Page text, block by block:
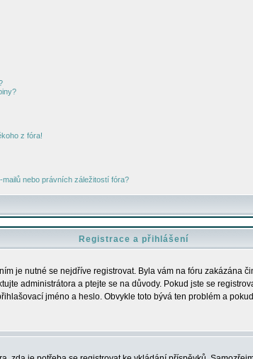
z fóra!
nebo právních záležitostí fóra?
Registrace a přihlášení
je nutné se nejdříve registrovat. Byla vám na fóru zakázána
administrátora a ptejte se na důvody. Pokud jste se
jméno a heslo. Obvykle toto bývá ten problém a